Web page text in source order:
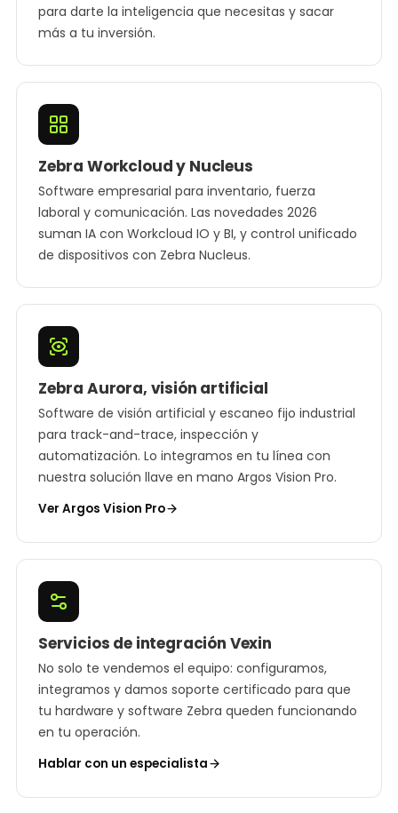
para darte la inteligencia que necesitas y sacar
más a tu inversión.
Zebra Workcloud y Nucleus
Software empresarial para inventario, fuerza
laboral y comunicación. Las novedades 2026
suman IA con Workcloud IO y BI, y control unificado
de dispositivos con Zebra Nucleus.
Zebra Aurora, visión artificial
Software de visión artificial y escaneo fijo industrial
para track-and-trace, inspección y
automatización. Lo integramos en tu línea con
nuestra solución llave en mano Argos Vision Pro.
Ver Argos Vision Pro
Servicios de integración Vexin
No solo te vendemos el equipo: configuramos,
integramos y damos soporte certificado para que
tu hardware y software Zebra queden funcionando
en tu operación.
Hablar con un especialista